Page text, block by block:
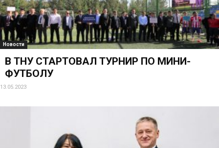
Новости
В ТНУ СТАРТОВАЛ ТУРНИР ПО МИНИ-
ФУТБОЛУ
13.05.2023